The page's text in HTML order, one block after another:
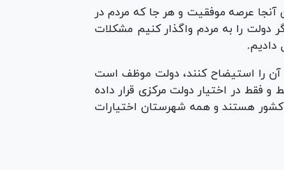
عرصه موفقیت و هر جا که مردم در
را به مردم واگذار کنیم مشکلات
دادیم.
آن را استیضاح کنند، دولت موظف است
و فقط در اختیار دولت مرکزی قرار داده
هستند و همه شهرستان اختیارات